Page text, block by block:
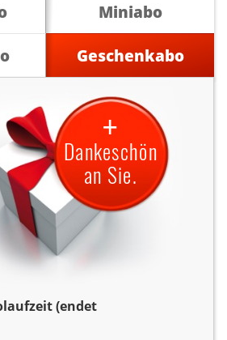
Miniabo
Geschenkabo
(endet
+
Dankeschön
an Sie.